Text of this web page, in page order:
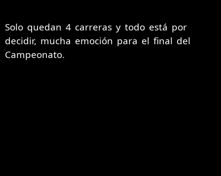
Solo quedan 4 carreras y todo está por
decidir, mucha emoción para el final del
Campeonato.